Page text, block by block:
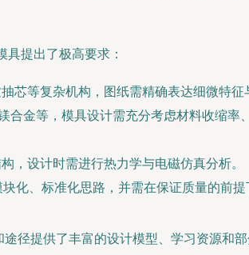
提出了极高要求：
芯等复杂机构，图纸需精确表达细微特征
金等，模具设计需充分考虑材料收缩率
，设计时需进行热力学与电磁仿真分析。
化、标准化思路，并需在保证质量的前提
径提供了丰富的设计模型、学习资源和